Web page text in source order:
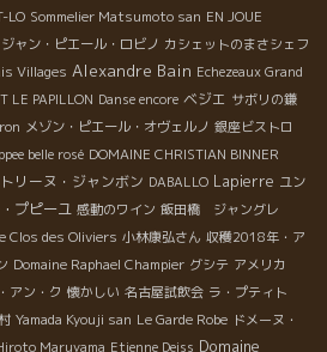
LO Sommelier Matsumoto san EN JOUE
ジャン・ピエール・ロビノ カシェットのまさシェフ
Villages Alexandre Bain Echezeaux Grand
LE PAPILLON Danse encore ベジエ サボリの鎌
メゾン・ピエール・オヴェルノ 銀座ビストロ
belle rosé DOMAINE CHRISTIAN BINNER
リーヌ・ジャンボン DABALLO Lapierre ユン
プピーユ 感動のワイン 飯田橋 ジャングレ
Clos des Oliviers 小林康弘さん 収穫2018年・ア
Domaine Raphael Champier グシテ アメリカ
アン・ク 懐かしい 名古屋試飲会 ラ・プティト
Yamada Kyouji san Le Garde Robe ドメーヌ・
Maruyama Etienne Deiss Domaine